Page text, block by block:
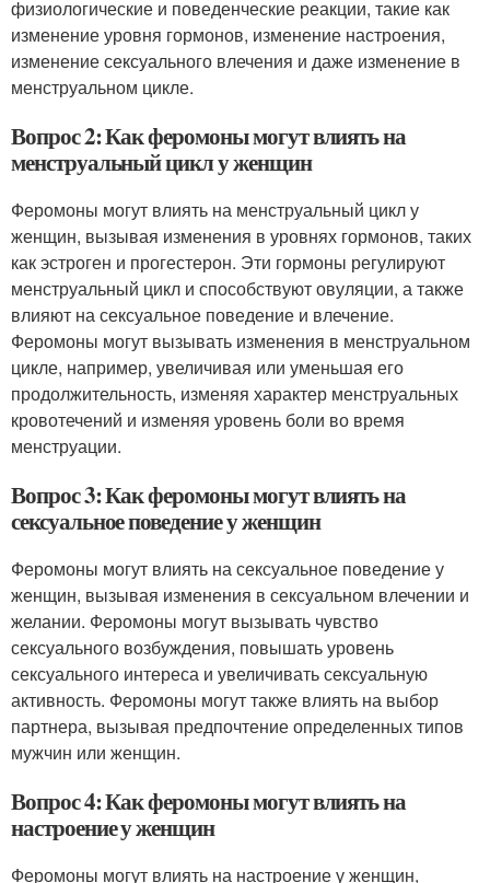
физиологические и поведенческие реакции, такие как
изменение уровня гормонов, изменение настроения,
изменение сексуального влечения и даже изменение в
менструальном цикле.
Вопрос 2: Как феромоны могут влиять на
менструальный цикл у женщин
Феромоны могут влиять на менструальный цикл у
женщин, вызывая изменения в уровнях гормонов, таких
как эстроген и прогестерон. Эти гормоны регулируют
менструальный цикл и способствуют овуляции, а также
влияют на сексуальное поведение и влечение.
Феромоны могут вызывать изменения в менструальном
цикле, например, увеличивая или уменьшая его
продолжительность, изменяя характер менструальных
кровотечений и изменяя уровень боли во время
менструации.
Вопрос 3: Как феромоны могут влиять на
сексуальное поведение у женщин
Феромоны могут влиять на сексуальное поведение у
женщин, вызывая изменения в сексуальном влечении и
желании. Феромоны могут вызывать чувство
сексуального возбуждения, повышать уровень
сексуального интереса и увеличивать сексуальную
активность. Феромоны могут также влиять на выбор
партнера, вызывая предпочтение определенных типов
мужчин или женщин.
Вопрос 4: Как феромоны могут влиять на
настроение у женщин
Феромоны могут влиять на настроение у женщин,